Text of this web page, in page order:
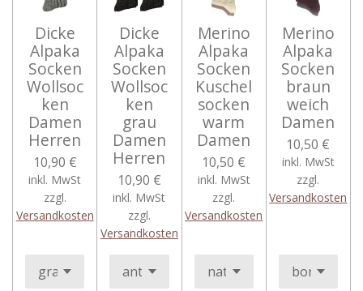
Dicke
Alpaka
Socken
Wollsoc
ken
Damen
Herren
10,90 €
inkl. MwSt
zzgl.
Versandkosten
Dicke
Alpaka
Socken
Wollsoc
ken
grau
Damen
Herren
10,90 €
inkl. MwSt
zzgl.
Versandkosten
Merino
Alpaka
Socken
Kuschel
socken
warm
Damen
10,50 €
inkl. MwSt
zzgl.
Versandkosten
Merino
Alpaka
Socken
braun
weich
Damen
10,50 €
inkl. MwSt
zzgl.
Versandkosten